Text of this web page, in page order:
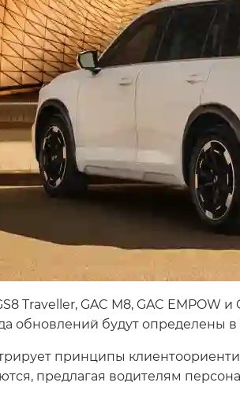
Traveller, GAC M8, GAC
обновлений будут определены
принципы
предлагая водителям